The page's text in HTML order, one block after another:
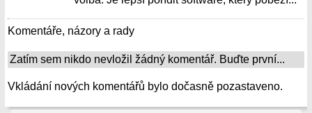
Komentáře, názory a rady
Zatím sem nikdo nevložil žádný komentář. Buďte první...
Vkládání nových komentářů bylo dočasně pozastaveno.